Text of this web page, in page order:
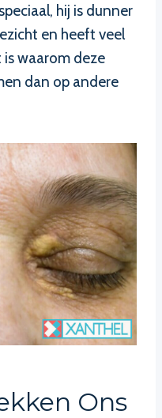
hij is dunner
en heeft veel
waarom deze
dan op andere
Ons